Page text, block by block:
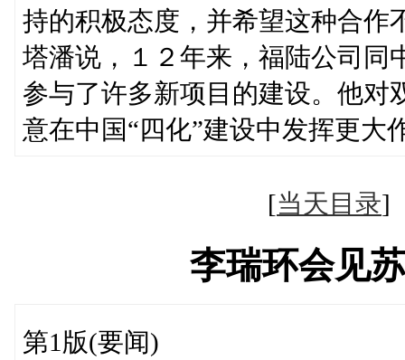
持的积极态度，并希望这种合作
塔潘说，１２年来，福陆公司同
参与了许多新项目的建设。他对
意在中国“四化”建设中发挥更大
[当天目录
李瑞环会见
第1版(要闻)